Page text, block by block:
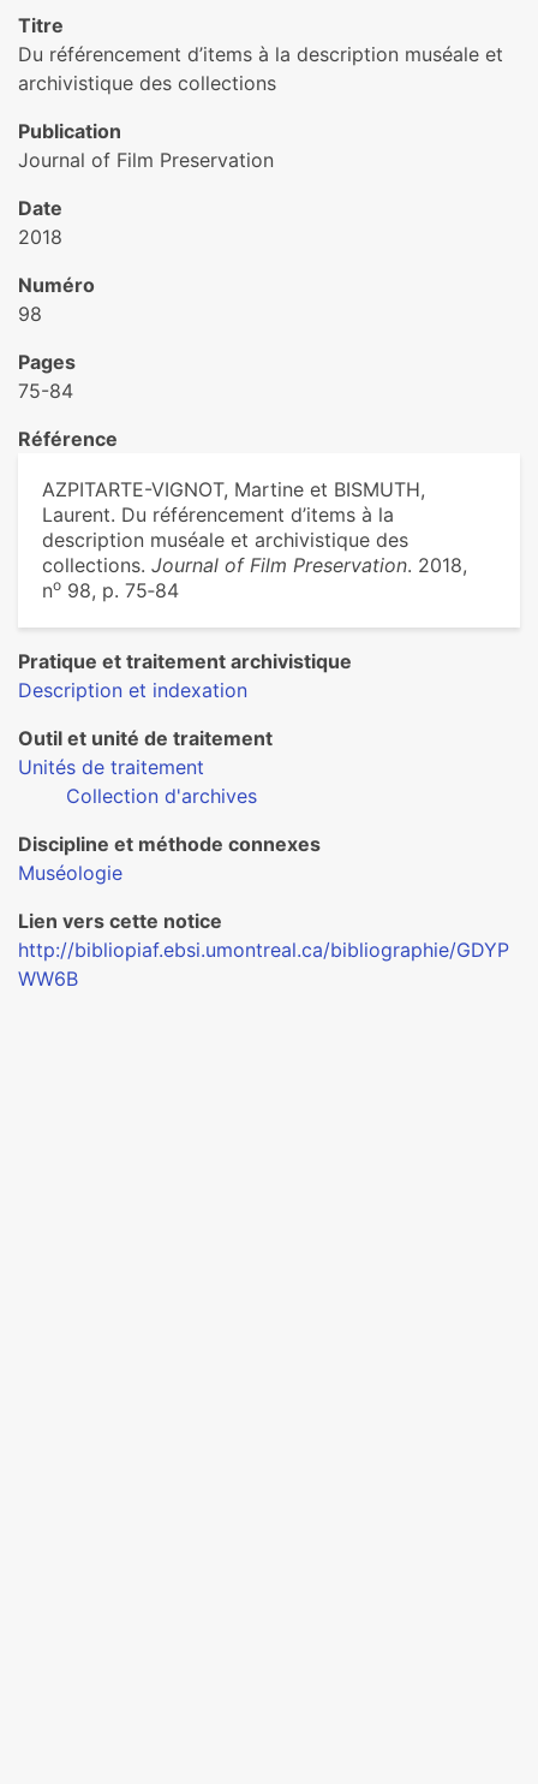
Titre
Du référencement d’items à la description muséale et
archivistique des collections
Publication
Journal of Film Preservation
Date
2018
Numéro
98
Pages
75-84
Référence
AZPITARTE-VIGNOT, Martine et BISMUTH,
Laurent. Du référencement d’items à la
description muséale et archivistique des
collections. Journal of Film Preservation. 2018,
no 98, p. 75‑84
Pratique et traitement archivistique
Description et indexation
Outil et unité de traitement
Unités de traitement
Collection d'archives
Discipline et méthode connexes
Muséologie
Lien vers cette notice
http://bibliopiaf.ebsi.umontreal.ca/bibliographie/GDYP
WW6B